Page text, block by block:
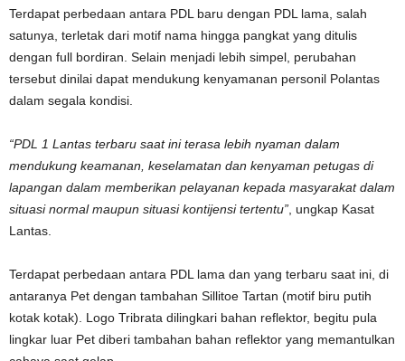
Terdapat perbedaan antara PDL baru dengan PDL lama, salah
satunya, terletak dari motif nama hingga pangkat yang ditulis
dengan full bordiran. Selain menjadi lebih simpel, perubahan
tersebut dinilai dapat mendukung kenyamanan personil Polantas
dalam segala kondisi.
“PDL 1 Lantas terbaru saat ini terasa lebih nyaman dalam
mendukung keamanan, keselamatan dan kenyaman petugas di
lapangan dalam memberikan pelayanan kepada masyarakat dalam
situasi normal maupun situasi kontijensi tertentu” , ungkap Kasat
Lantas.
Terdapat perbedaan antara PDL lama dan yang terbaru saat ini, di
antaranya Pet dengan tambahan Sillitoe Tartan (motif biru putih
kotak kotak). Logo Tribrata dilingkari bahan reflektor, begitu pula
lingkar luar Pet diberi tambahan bahan reflektor yang memantulkan